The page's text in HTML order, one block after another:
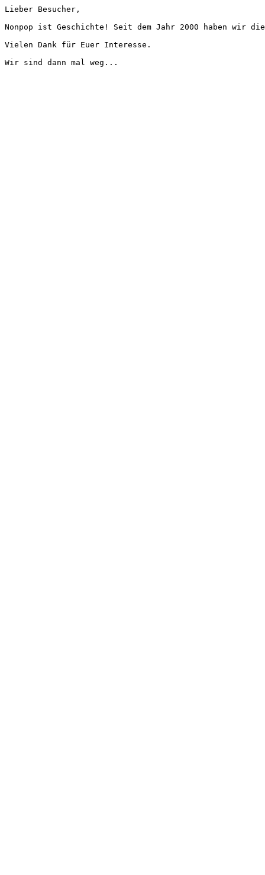
Lieber Besucher,
Nonpop ist Geschichte! Seit dem Jahr 2000 haben wir
Vielen Dank für Euer Interesse.
Wir sind dann mal weg...